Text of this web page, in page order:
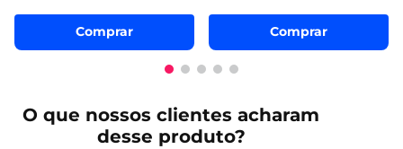
Comprar Comprar
O que nossos clientes acharam
desse produto?